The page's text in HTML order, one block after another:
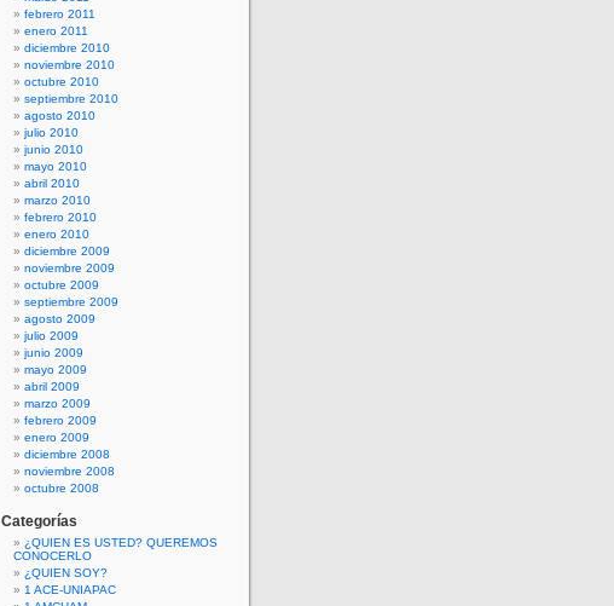
febrero 2011
enero 2011
diciembre 2010
noviembre 2010
octubre 2010
septiembre 2010
agosto 2010
julio 2010
junio 2010
mayo 2010
abril 2010
marzo 2010
febrero 2010
enero 2010
diciembre 2009
noviembre 2009
octubre 2009
septiembre 2009
agosto 2009
julio 2009
junio 2009
mayo 2009
abril 2009
marzo 2009
febrero 2009
enero 2009
diciembre 2008
noviembre 2008
octubre 2008
Categorías
¿QUIEN ES USTED? QUEREMOS
CONOCERLO
¿QUIEN SOY?
1 ACE-UNIAPAC